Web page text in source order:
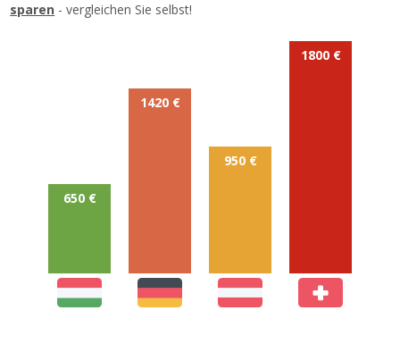
sparen - vergleichen Sie selbst!
650 €
1420 €
950 €
1800 €